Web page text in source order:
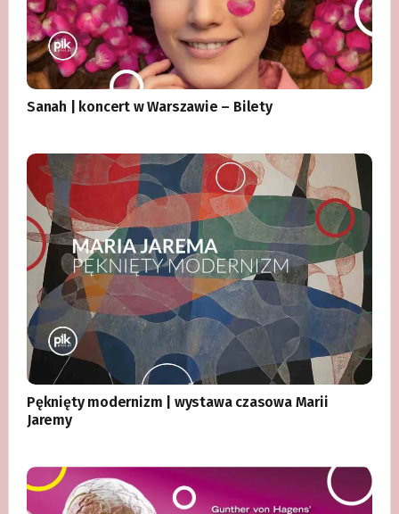
Sanah | koncert w Warszawie – Bilety
Pęknięty modernizm | wystawa czasowa Marii
Jaremy